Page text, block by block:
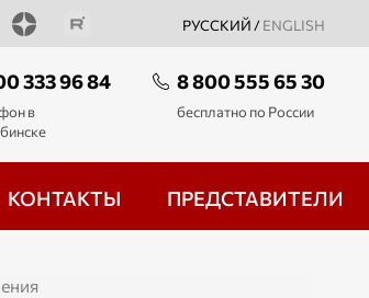
РУССКИЙ / ENGLISH
333 96 84
в
8 800 555 65 30
бесплатно по России
КОНТАКТЫ ПРЕДСТАВИТЕЛИ